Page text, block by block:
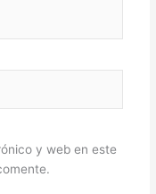
y web en este